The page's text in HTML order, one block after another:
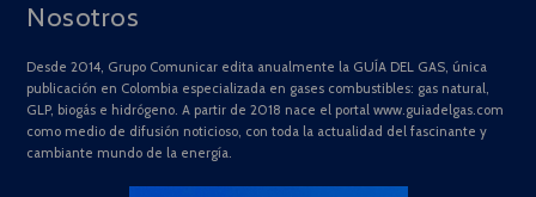
Nosotros
Desde 2014, Grupo Comunicar edita anualmente la GUÍA DEL GAS, única
publicación en Colombia especializada en gases combustibles: gas natural,
GLP, biogás e hidrógeno. A partir de 2018 nace el portal www.guiadelgas.com
como medio de difusión noticioso, con toda la actualidad del fascinante y
cambiante mundo de la energía.